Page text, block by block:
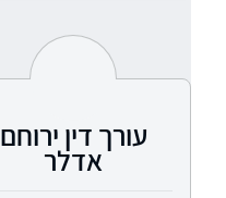
עורך דין ירוחם
אדלר